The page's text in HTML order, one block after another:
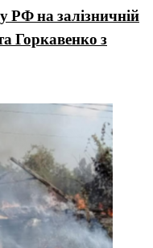
РФ на залізничній
Горкавенко з